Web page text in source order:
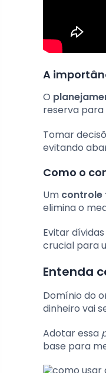
A
O
reserva
Tomar
evitando
Como o
Um controle
elimina o
Evitar
crucial para
Entenda
Domínio do
dinheiro vai
Adotar essa
base para